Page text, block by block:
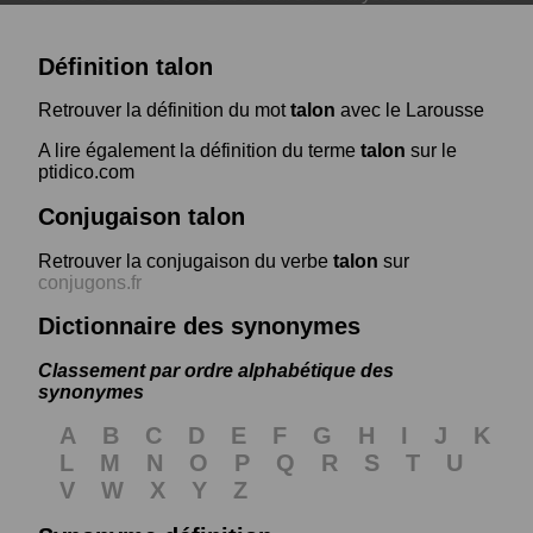
Définition talon
Retrouver la définition du mottalon avec le Larousse
A lire également la définition du terme talon sur le
ptidico.com
Conjugaison talon
Retrouver la conjugaison du verbe talon sur
conjugons.fr
Dictionnaire des synonymes
Classement par ordre alphabétique des
synonymes
A B C D E F G H I J
K
L
M N O P Q R S T
U
V
W X Y
Z